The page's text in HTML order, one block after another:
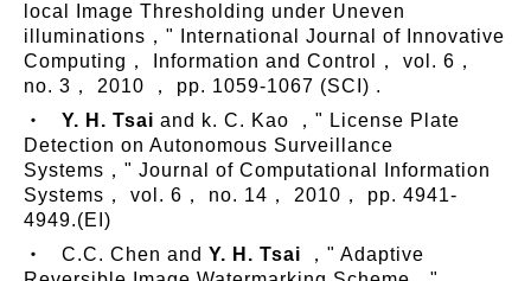
local Image Thresholding under Uneven
illuminations，" International Journal of Innovative
Computing， Information and Control， vol. 6，
no. 3， 2010 ， pp. 1059-1067 (SCI) .
‧ Y. H. Tsai and k. C. Kao ，" License Plate
Detection on Autonomous Surveillance
Systems，" Journal of Computational Information
Systems， vol. 6， no. 14， 2010， pp. 4941-
4949.(EI)
‧ C.C. Chen and Y. H. Tsai
，" Adaptive